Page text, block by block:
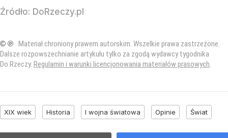
Źródło: DoRzeczy.pl
© ℗ Materiał chroniony prawem autorskim. Wszelkie prawa zastrzeżone.
Dalsze rozpowszechnianie artykułu tylko za zgodą wydawcy tygodnika
Do Rzeczy. Regulamin i warunki licencjonowania materiałów prasowych.
XIX wiek Historia I wojna światowa Opinie Świat